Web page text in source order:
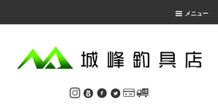
メニュー